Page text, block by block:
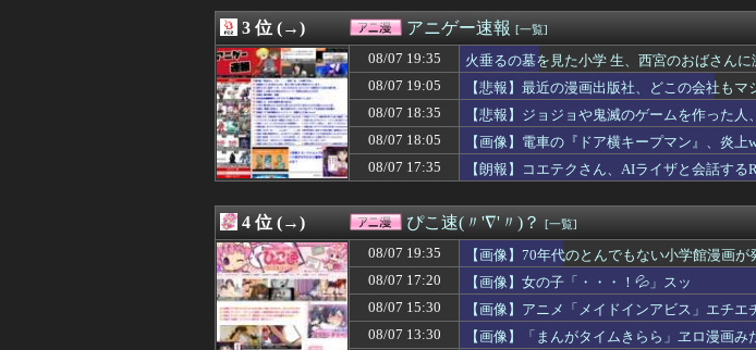
08/07 19:23
脳の手術で正常な脳を摘出
08/07 19:22
【ホロライブ】「hololive Splash T-Party!」ラインナップ...
08/07 19:21
【悲報】ジャンポケ斎藤「性行為の許諾は取ったことあり
08/07 19:20
韓国と台湾の輸出額、ともに初の日本超え AI特需の恩
08/07 19:19
山本祐大、髙橋光成から先制タイムリー！！
08/07 19:19
【閲覧注意】大阪で警察官に射殺された ”刃物男” の無修
08/07 19:17
【悲報】公務員、ボーナスを増額 「民間企業に合わせま
08/07 19:15
モテない男「女は悪い男が好き！！だから優しい俺らはモ
08/07 19:15
球場裏で始まった乱闘ごっこ、グラブと帽子を投げ捨てて
08/07 19:12
【BEYOOOOONDS】江口紗耶「小島はなちゃんは中学生
08/07 19:12
【悲報】集英社オンライン、1人のシャドウボクシング（43
08/07 19:12
彼氏の「ストーカー」になった私。彼氏は病気になり地元
08/07 19:11
ナイターゲームってフライを捕るのが難しすぎじゃね？全
08/07 19:11
邦キチ、 あの「新劇場版☆ケロロ軍曹」回
08/07 19:10
SES10年目のワイ、転職するか迷う
08/07 19:10
【動画】あたシコ女襲来ｗｗｗｗｗｗｗｗｗｗｗｗｗｗｗｗ
3 位 (→) アニゲー速報 [一覧]
08/07 19:35
火垂るの墓を見た小学 生、西宮のおばさんに
08/07 19:05
【悲報】最近の漫画出版社、どこの会社もマ
08/07 18:35
【悲報】ジョジョや鬼滅のゲームを作った
08/07 18:05
【画像】電車の『ドア横キープマン』、炎上
08/07 17:35
【朗報】コエテクさん、AIライザと会話する
4 位 (→) ぴこ速(〃'∇'〃)？ [一覧]
08/07 19:35
【画像】70年代のとんでもない小学館漫画
08/07 17:20
【画像】女の子「・・・！💦」スッ
08/07 15:30
【画像】アニメ「メイドインアビス」エチ
08/07 13:30
【画像】「まんがタイムきらら」ヱロ漫画み